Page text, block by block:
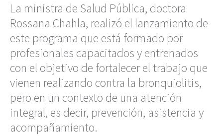
La ministra de Salud Pública, doctora
Rossana Chahla, realizó el lanzamiento de
este programa que está formado por
profesionales capacitados y entrenados
con el objetivo de fortalecer el trabajo que
vienen realizando contra la bronquiolitis,
pero en un contexto de una atención
integral, es decir, prevención, asistencia y
acompañamiento.